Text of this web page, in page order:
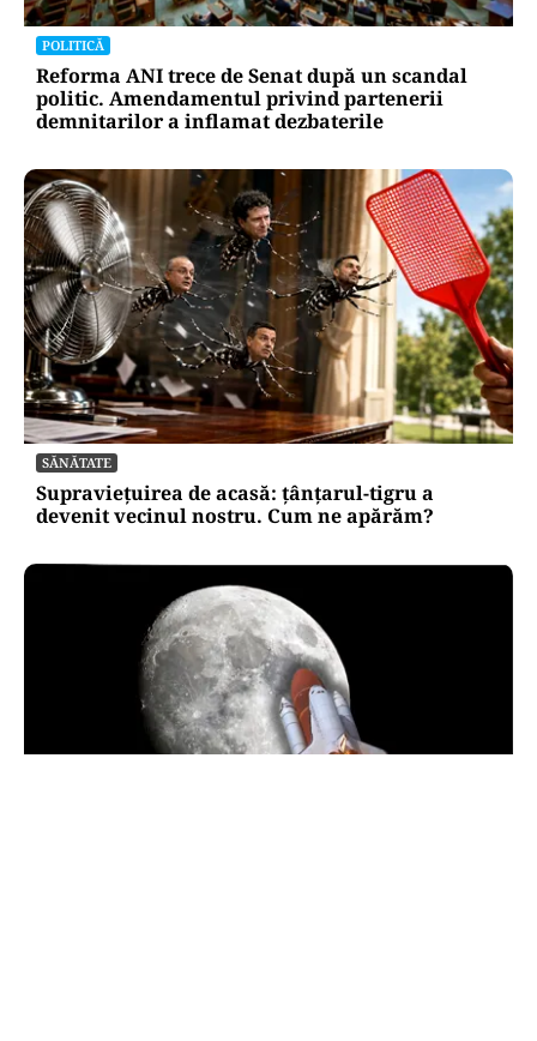
POLITICĂ
Reforma ANI trece de Senat după un scandal
politic. Amendamentul privind partenerii
demnitarilor a inflamat dezbaterile
SĂNĂTATE
Supraviețuirea de acasă: țânțarul-tigru a
devenit vecinul nostru. Cum ne apărăm?